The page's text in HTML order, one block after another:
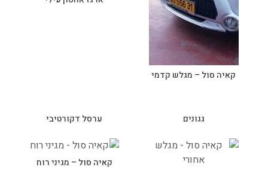
קאיה סול – מגלש קדמי
גגונים ערסל דקורטיבי
קאיה סול – מגיני רוח